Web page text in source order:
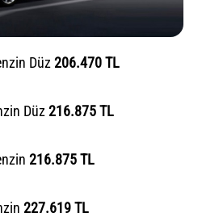
Düz 206.470 TL
Düz 216.875 TL
216.875 TL
227.619 TL